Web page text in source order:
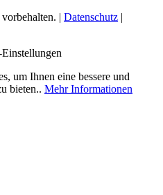
| Datenschutz |
um Ihnen eine bessere und
bieten.. Mehr Informationen